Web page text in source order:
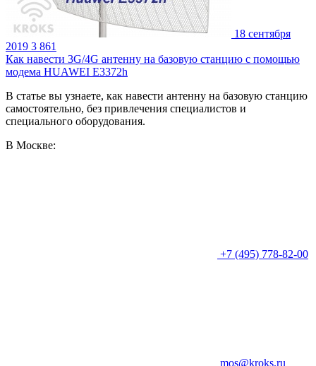
18 сентября
2019 3 861
Как навести 3G/4G антенну на базовую станцию с помощью
модема HUAWEI E3372h
В статье вы узнаете, как навести антенну на базовую станцию
самостоятельно, без привлечения специалистов и
специального оборудования.
В Москве:
+7 (495) 778-82-00
mos@kroks.ru